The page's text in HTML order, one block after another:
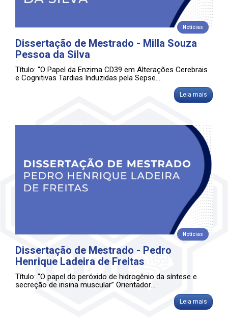
Notícias
Dissertação de Mestrado - Milla Souza
Pessoa da Silva
Título: “O Papel da Enzima CD39 em Alterações Cerebrais
e Cognitivas Tardias Induzidas pela Sepse...
Leia mais
Notícias
Dissertação de Mestrado - Pedro
Henrique Ladeira de Freitas
Título: “O papel do peróxido de hidrogênio da síntese e
secreção de irisina muscular” Orientador...
Leia mais